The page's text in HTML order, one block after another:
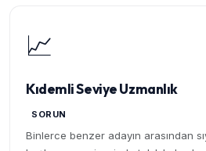
📈
Kıdemli Seviye Uzmanlık
SORUN
Binlerce benzer adayın arasından